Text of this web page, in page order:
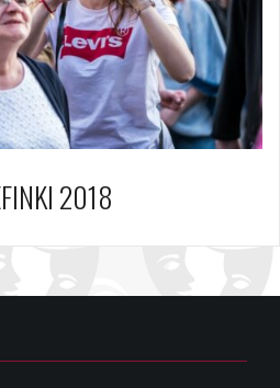
2018